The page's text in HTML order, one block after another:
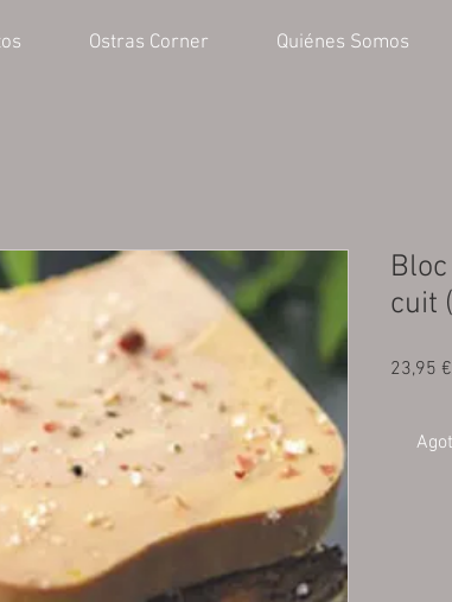
Ostras Corner Quiénes Somos
cuit
23,95 €